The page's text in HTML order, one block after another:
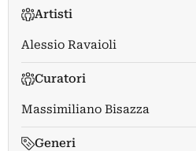
Artisti
Alessio Ravaioli
Curatori
Massimiliano Bisazza
Generi